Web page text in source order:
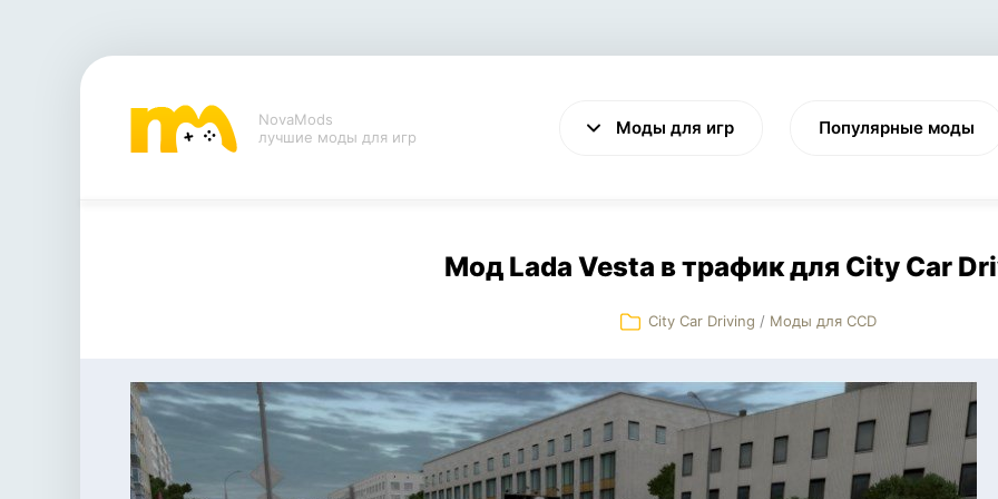
NovaMods
лучшие моды для игр
Моды для игр
VALHEIM CYBERPUNK 2077
Популярные моды
Мод Lada Vesta в трафик для City Car
City Car Driving / Моды для CCD